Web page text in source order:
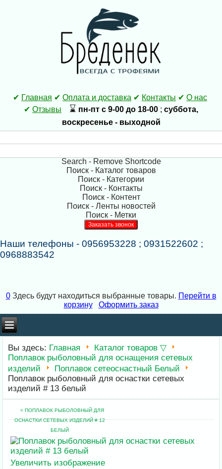
✔ Главная ✔ Оплата и доставка ✔ Контакты ✔ О нас
✔ Отзывы ⌛ пн-пт с 9-00 до 18-00 ; суббота,
воскресенье - выходной
Search - Remove Shortcode
Поиск - Каталог товаров
Поиск - Категории
Поиск - Контакты
Поиск - Контент
Поиск - Ленты новостей
Поиск - Метки
Наши телефоны - 0956953228 ; 0931522602 ;
0968883542
0 Здесь будут находиться выбранные товары. Перейти в
корзину
Оформить заказ
×
×
Вы здесь: Главная
Каталог товаров ▽
Поплавок рыболовный для оснащения сетевых
изделий
Поплавок сетеоснастный Белый
Поплавок рыболовный для оснастки сетевых
изделий # 13 белый
< ПОПЛАВОК РЫБОЛОВНЫЙ ДЛЯ
ОСНАСТКИ СЕТЕВЫХ ИЗДЕЛИЙ # 12
БЕЛЫЙ
Увеличить изображение